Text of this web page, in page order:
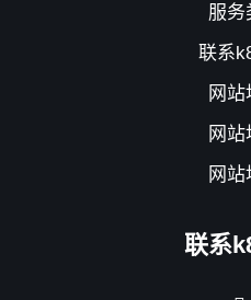
服务
联系
网站
网站
网站
联系